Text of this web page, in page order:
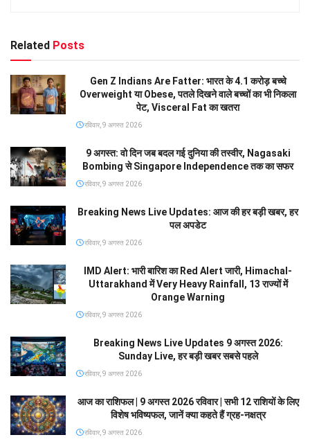
Related Posts
Gen Z Indians Are Fatter: भारत के 4.1 करोड़ बच्चे
Overweight या Obese, पतले दिखने वाले बच्चों का भी निकला
पेट, Visceral Fat का खतरा
रविवार, 9 अगस्त 2026
9 अगस्त: वो दिन जब बदल गई दुनिया की तस्वीर, Nagasaki
Bombing से Singapore Independence तक का सफर
रविवार, 9 अगस्त 2026
Breaking News Live Updates: आज की हर बड़ी खबर, हर
पल अपडेट
रविवार, 9 अगस्त 2026
IMD Alert: भारी बारिश का Red Alert जारी, Himachal-
Uttarakhand में Very Heavy Rainfall, 13 राज्यों में
Orange Warning
रविवार, 9 अगस्त 2026
Breaking News Live Updates 9 अगस्त 2026:
Sunday Live, हर बड़ी खबर सबसे पहले
रविवार, 9 अगस्त 2026
आज का राशिफल | 9 अगस्त 2026 रविवार | सभी 12 राशियों के लिए
विशेष भविष्यफल, जानें क्या कहते हैं ग्रह-नक्षत्र
रविवार, 9 अगस्त 2026